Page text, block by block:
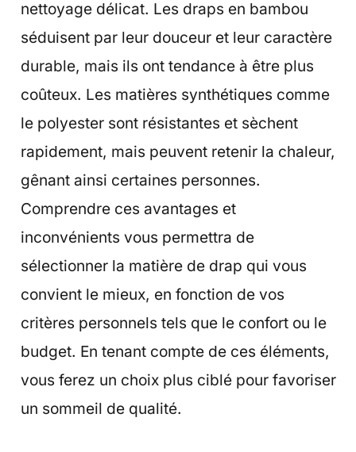
nettoyage délicat. Les draps en bambou
séduisent par leur douceur et leur caractère
durable, mais ils ont tendance à être plus
coûteux. Les matières synthétiques comme
le polyester sont résistantes et sèchent
rapidement, mais peuvent retenir la chaleur,
gênant ainsi certaines personnes.
Comprendre ces avantages et
inconvénients vous permettra de
sélectionner la matière de drap qui vous
convient le mieux, en fonction de vos
critères personnels tels que le confort ou le
budget. En tenant compte de ces éléments,
vous ferez un choix plus ciblé pour favoriser
un sommeil de qualité.